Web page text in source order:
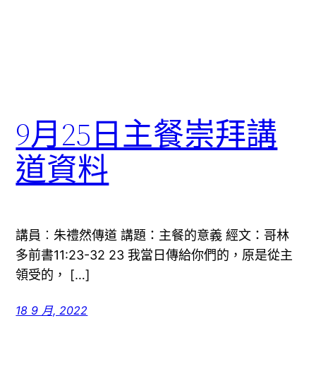
9月25日主餐崇拜講
道資料
講員︰朱禮然傳道 講題：主餐的意義 經文：哥林
多前書11:23-32 23 我當日傳給你們的，原是從主
領受的， […]
18 9 月, 2022